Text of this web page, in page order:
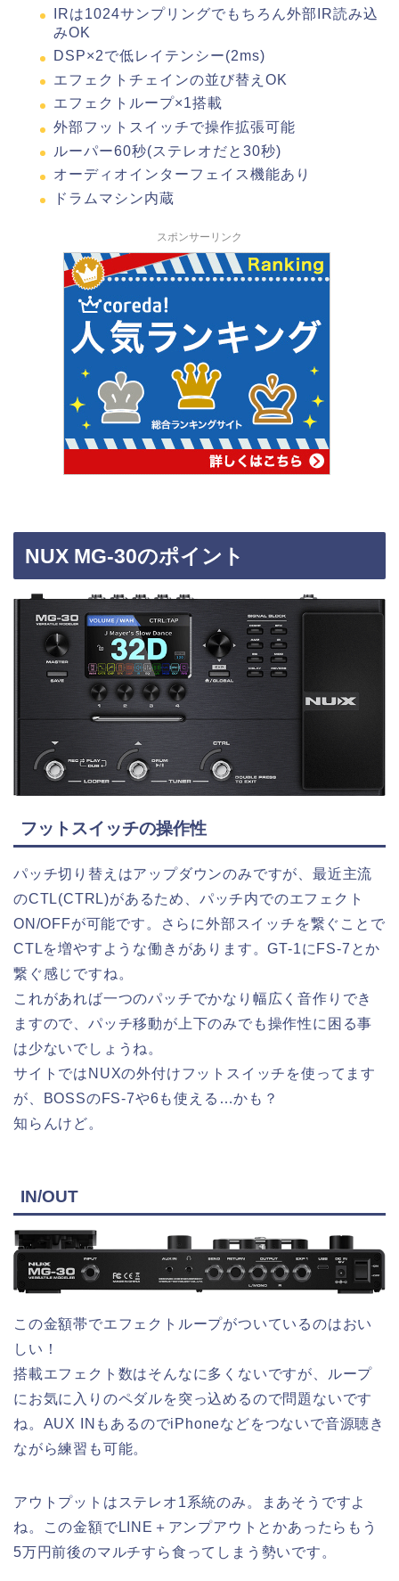
IRは1024サンプリングでもちろん外部IR読み込
みOK
DSP×2で低レイテンシー(2ms)
エフェクトチェインの並び替えOK
エフェクトループ×1搭載
外部フットスイッチで操作拡張可能
ルーパー60秒(ステレオだと30秒)
オーディオインターフェイス機能あり
ドラムマシン内蔵
スポンサーリンク
NUX MG-30のポイント
フットスイッチの操作性
パッチ切り替えはアップダウンのみですが、最近主流
のCTL(CTRL)があるため、パッチ内でのエフェクト
ON/OFFが可能です。さらに外部スイッチを繋ぐことで
CTLを増やすような働きがあります。GT-1にFS-7とか
繋ぐ感じですね。
これがあれば一つのパッチでかなり幅広く音作りでき
ますので、パッチ移動が上下のみでも操作性に困る事
は少ないでしょうね。
サイトではNUXの外付けフットスイッチを使ってます
が、BOSSのFS-7や6も使える…かも？
知らんけど。
IN/OUT
この金額帯でエフェクトループがついているのはおい
しい！
搭載エフェクト数はそんなに多くないですが、ループ
にお気に入りのペダルを突っ込めるので問題ないです
ね。AUX INもあるのでiPhoneなどをつないで音源聴き
ながら練習も可能。
アウトプットはステレオ1系統のみ。まあそうですよ
ね。この金額でLINE＋アンプアウトとかあったらもう
5万円前後のマルチすら食ってしまう勢いです。